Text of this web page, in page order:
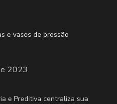
2023
e Preditiva centraliza sua